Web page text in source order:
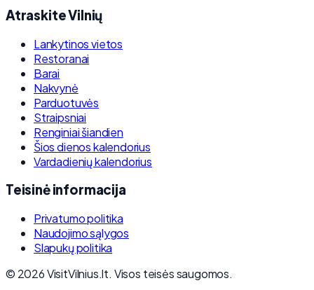
Atraskite Vilnių
Lankytinos vietos
Restoranai
Barai
Nakvynė
Parduotuvės
Straipsniai
Renginiai šiandien
Šios dienos kalendorius
Vardadienių kalendorius
Teisinė informacija
Privatumo politika
Naudojimo sąlygos
Slapukų politika
© 2026VisitVilnius.lt. Visos teisės saugomos.